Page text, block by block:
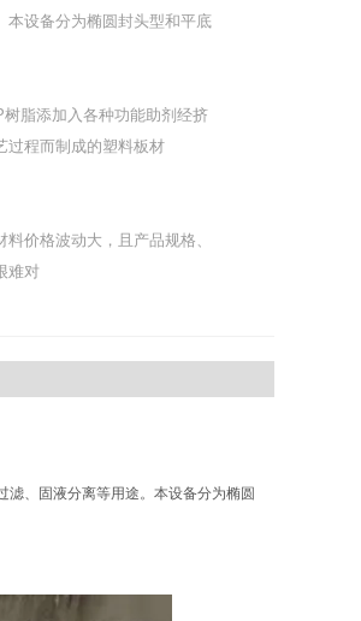
本设备分为椭圆封头型和平底
脂添加入各种功能助剂经挤
过程而制成的塑料板材
价格波动大，且产品规格、
难对
、固液分离等用途。本设备分为椭圆